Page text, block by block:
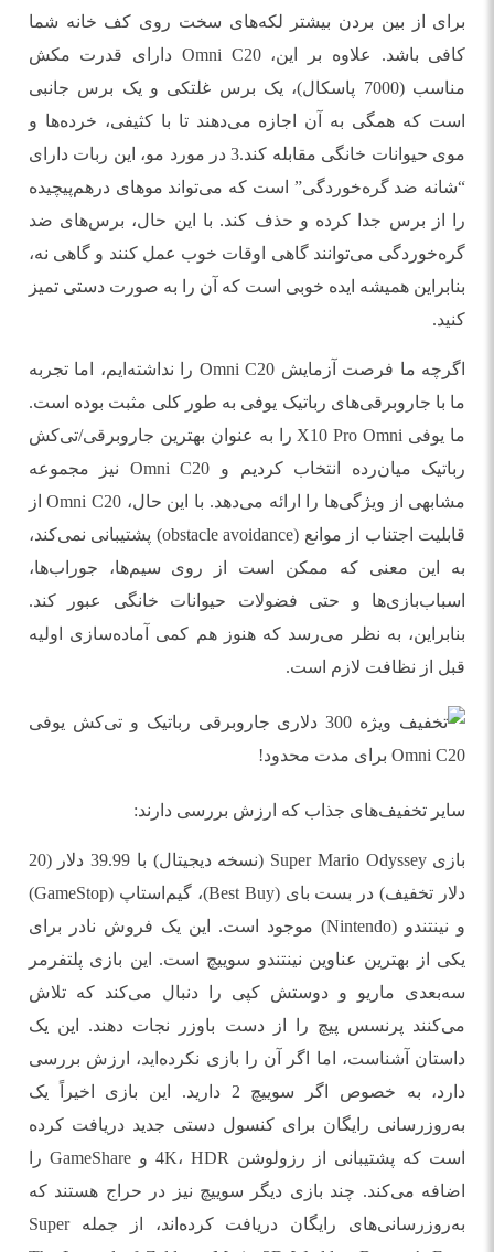
برای از بین بردن بیشتر لکه‌های سخت روی کف خانه شما
کافی باشد. علاوه بر این، Omni C20 دارای قدرت مکش
مناسب (7000 پاسکال)، یک برس غلتکی و یک برس جانبی
است که همگی به آن اجازه می‌دهند تا با کثیفی، خرده‌ها و
موی حیوانات خانگی مقابله کند.3 در مورد مو، این ربات دارای
“شانه ضد گره‌خوردگی” است که می‌تواند موهای درهم‌پیچیده
را از برس جدا کرده و حذف کند. با این حال، برس‌های ضد
گره‌خوردگی می‌توانند گاهی اوقات خوب عمل کنند و گاهی نه،
بنابراین همیشه ایده خوبی است که آن را به صورت دستی تمیز
کنید.
اگرچه ما فرصت آزمایش Omni C20 را نداشته‌ایم، اما تجربه
ما با جاروبرقی‌های رباتیک یوفی به طور کلی مثبت بوده است.
ما یوفی X10 Pro Omni را به عنوان بهترین جاروبرقی/تی‌کش
رباتیک میان‌رده انتخاب کردیم و Omni C20 نیز مجموعه
مشابهی از ویژگی‌ها را ارائه می‌دهد. با این حال، Omni C20 از
قابلیت اجتناب از موانع (obstacle avoidance) پشتیبانی نمی‌کند،
به این معنی که ممکن است از روی سیم‌ها، جوراب‌ها،
اسباب‌بازی‌ها و حتی فضولات حیوانات خانگی عبور کند.
بنابراین، به نظر می‌رسد که هنوز هم کمی آماده‌سازی اولیه
قبل از نظافت لازم است.
سایر تخفیف‌های جذاب که ارزش بررسی دارند:
بازی Super Mario Odyssey (نسخه دیجیتال) با 39.99 دلار (20
دلار تخفیف) در بست بای (Best Buy)، گیم‌استاپ (GameStop)
و نینتندو (Nintendo) موجود است. این یک فروش نادر برای
یکی از بهترین عناوین نینتندو سوییچ است. این بازی پلتفرمر
سه‌بعدی ماریو و دوستش کپی را دنبال می‌کند که تلاش
می‌کنند پرنسس پیچ را از دست باوزر نجات دهند. این یک
داستان آشناست، اما اگر آن را بازی نکرده‌اید، ارزش بررسی
دارد، به خصوص اگر سوییچ 2 دارید. این بازی اخیراً یک
به‌روزرسانی رایگان برای کنسول دستی جدید دریافت کرده
است که پشتیبانی از رزولوشن 4K، HDR و GameShare را
اضافه می‌کند. چند بازی دیگر سوییچ نیز در حراج هستند که
به‌روزرسانی‌های رایگان دریافت کرده‌اند، از جمله Super